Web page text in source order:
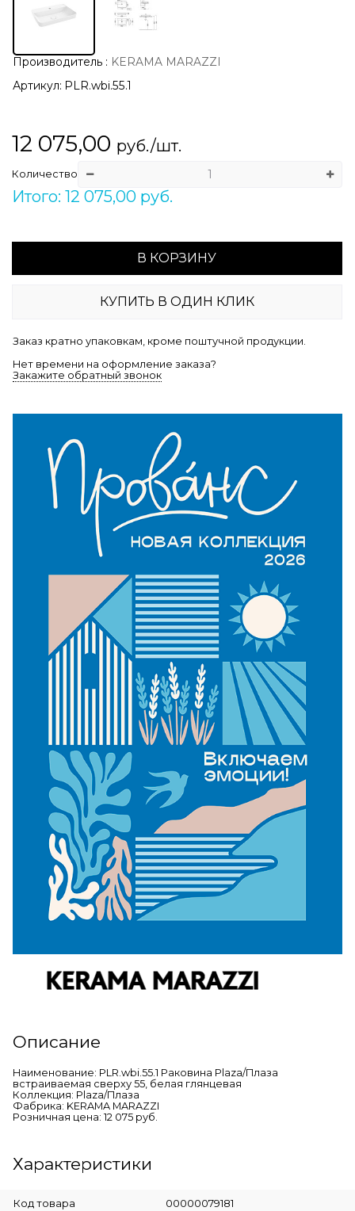
Производитель : KERAMA MARAZZI
Артикул: PLR.wbi.55.1
12 075,00 руб./шт.
Количество
Итого: 12 075,00 руб.
В КОРЗИНУ
КУПИТЬ В ОДИН КЛИК
Заказ кратно упаковкам, кроме поштучной продукции.
Нет времени на оформление заказа?
Закажите обратный звонок
Описание
Наименование: PLR.wbi.55.1 Раковина Plaza/Плаза
встраиваемая сверху 55, белая глянцевая
Коллекция: Plaza/Плаза
Фабрика: KERAMA MARAZZI
Розничная цена: 12 075 руб.
Характеристики
Код товара 00000079181